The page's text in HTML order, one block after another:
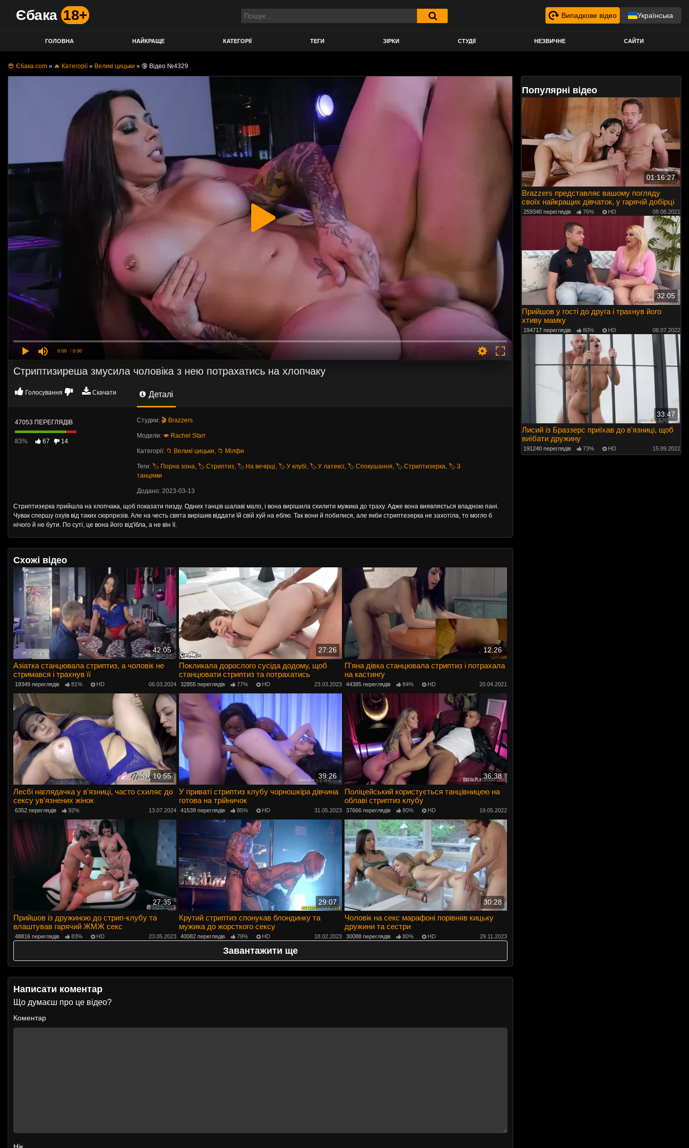
Єбака 18+ Випадкове відео Українська
ГОЛОВНА НАЙКРАЩЕ КАТЕГОРІЇ ТЕГИ ЗІРКИ СТУДІЇ НЕЗВИЧНЕ САЙТИ
😎 Єбака.com » 🔥 Категорії» Великі цицьки » 🔞 Відео №4329
0:00 / 0:00
Стриптизиреша змусила чоловіка з нею потрахатись на хлопчаку
Голосування Скачати Деталі
47053 ПЕРЕГЛЯДІВ
83% 67 14
Студии: 🎬 Brazzers
Модели: 💋 Rachel Starr
Категорії: 📁 Великі цицьки, 📁 Мілфи
Теги: 🏷️ Порна зона, 🏷️ Стриптиз, 🏷️ На вечірці, 🏷️ У клубі, 🏷️ У латексі, 🏷️ Спокушання, 🏷️ Стриптизерка, 🏷️ З
танцями
Додано: 2023-03-13
Стриптизерка прийшла на хлопчака, щоб показати пизду. Одних танців шалаві мало, і вона вирішила схилити мужика до траху. Адже вона виявляється владною пані.
Чувак спершу охуів від таких сюрпризів. Але на честь свята вирішив віддати їй свій хуй на еблю. Так вони й побилися, але якби стриптезерка не захотіла, то могло б
нічого й не бути. По суті, це вона його від'їбла, а не він її.
Схожі відео
42:05
Азіатка станцювала стриптиз, а чоловік не
стримався і трахнув її
19349 переглядів 81% HD 06.03.2024
27:26
Покликала дорослого сусіда додому, щоб
станцювати стриптиз та потрахатись
32855 переглядів 77% HD 23.03.2023
12:26
П'яна дівка станцювала стриптиз і потрахала
на кастингу
44385 переглядів 84% HD 20.04.2021
10:55
Лесбі наглядачка у в'язниці, часто схиляє до
сексу ув'язнених жінок
6352 переглядів 92% 13.07.2024
39:26
У приваті стриптиз клубу чорношкіра дівчина
готова на трійничок
41539 переглядів 85% HD 31.05.2023
36:38
Поліцейський користується танцівницею на
облаві стриптиз клубу
37666 переглядів 80% HD 19.05.2022
27:35
Прийшов із дружиною до стрип-клубу та
влаштував гарячий ЖМЖ секс
48816 переглядів 83% HD 23.05.2023
29:07
Крутий стриптиз спонукав блондинку та
мужика до жорсткого сексу
40082 переглядів 79% HD 18.02.2023
30:28
Чоловік на секс марафоні порівняв кицьку
дружини та сестри
30088 переглядів 80% HD 29.11.2023
Завантажити ще
Написати коментар
Що думаєш про це відео?
Коментар
Нік
Популярні відео
01:16:27
Brazzers представляє вашому погляду
своїх найкращих дівчаток, у гарячій добірці
259340 переглядів 76% HD 08.08.2021
32:05
Прийшов у гості до друга і трахнув його
хтиву мамку
194717 переглядів 80% HD 08.07.2022
33:47
Лисий із Браззерс приїхав до в'язниці, щоб
виїбати дружину
191240 переглядів 73% HD 15.09.2022